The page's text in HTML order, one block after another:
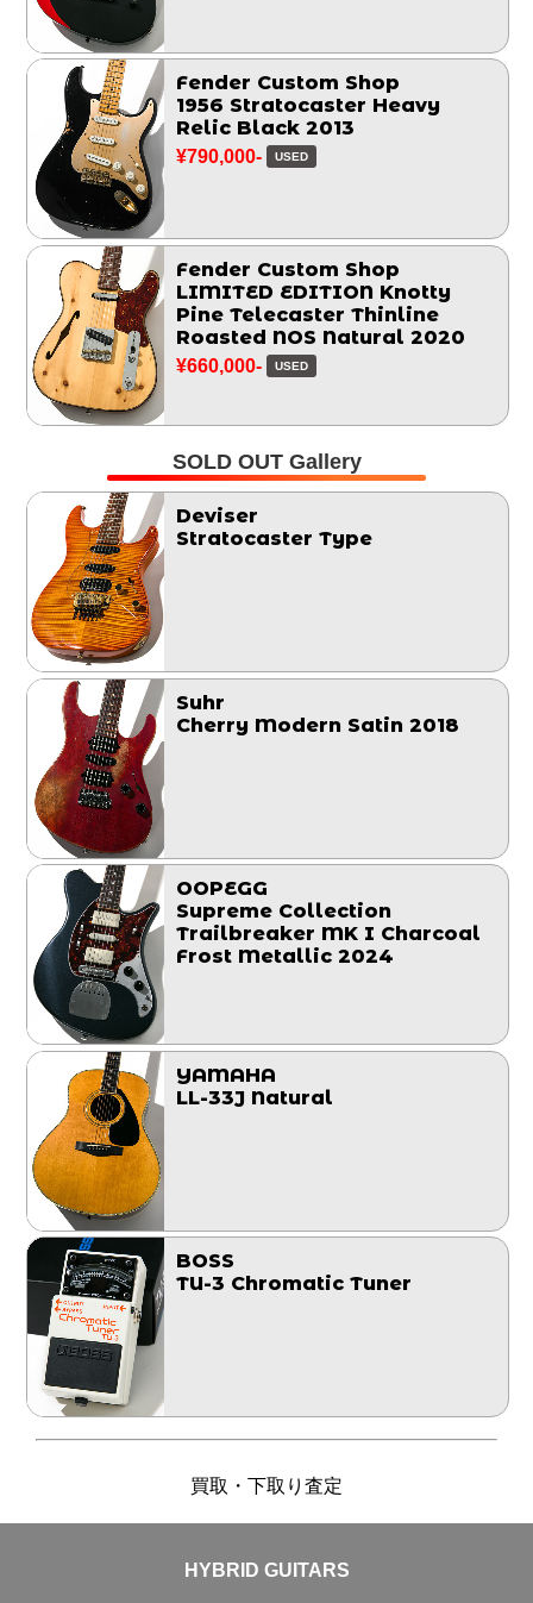
Fender Custom Shop
1956 Stratocaster Heavy
Relic Black 2013
¥790,000- USED
Fender Custom Shop
LIMITED EDITION Knotty
Pine Telecaster Thinline
Roasted NOS Natural 2020
¥660,000- USED
SOLD OUT Gallery
Deviser
Stratocaster Type
Suhr
Cherry Modern Satin 2018
OOPEGG
Supreme Collection
Trailbreaker MK I Charcoal
Frost Metallic 2024
YAMAHA
LL-33J Natural
BOSS
TU-3 Chromatic Tuner
買取・下取り査定
HYBRID GUITARS